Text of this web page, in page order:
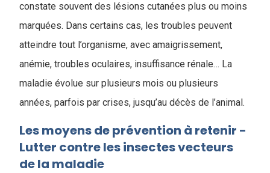
constate souvent des lésions cutanées plus ou moins
marquées. Dans certains cas, les troubles peuvent
atteindre tout l’organisme, avec amaigrissement,
anémie, troubles oculaires, insuffisance rénale… La
maladie évolue sur plusieurs mois ou plusieurs
années, parfois par crises, jusqu’au décès de l’animal.
Les moyens de prévention à retenir -
Lutter contre les insectes vecteurs
de la maladie